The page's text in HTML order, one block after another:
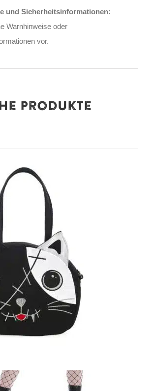
und Sicherheitsinformationen:
Warnhinweise oder
vor.
Produkte
Handtasche Hibiki